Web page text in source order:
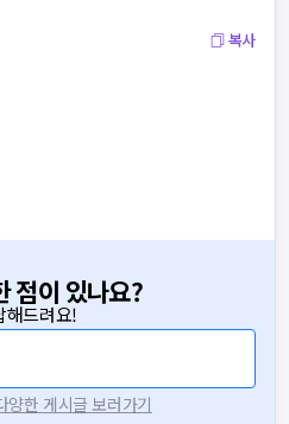
복사
점이 있나요?
해드려요!
양한 게시글 보러가기